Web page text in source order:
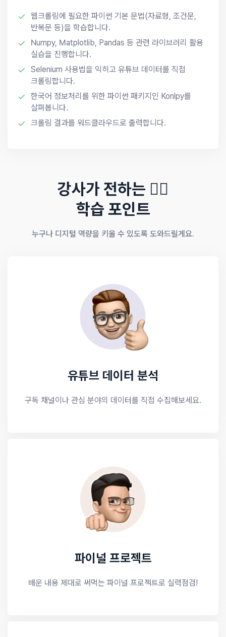
웹크롤링에 필요한 파이썬 기본 문법(자료형, 조건문,
반복문 등)을 학습합니다.
Numpy, Matplotlib, Pandas 등 관련 라이브러리 활용
실습을 진행합니다.
Selenium 사용법을 익히고 유튜브 데이터를 직접
크롤링합니다.
한국어 정보처리를 위한 파이썬 패키지인 Konlpy를
살펴봅니다.
크롤링 결과를 워드클라우드로 출력합니다.
강사가 전하는 ✍🏻
학습 포인트
누구나 디지털 역량을 키울 수 있도록 도와드릴게요.
유튜브 데이터 분석
구독 채널이나 관심 분야의 데이터를 직접 수집해보세요.
파이널 프로젝트
배운 내용 제대로 써먹는 파이널 프로젝트로 실력점검!